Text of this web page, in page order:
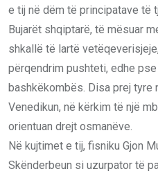
e tij në dëm të principatave të
Bujarët shqiptarë, të mësuar
shkallë të lartë
përqendrim pushteti, edhe pse
bashkëkombës. Disa prej tyre
Venedikun, në kërkim të një
orientuan drejt osmanëve.
Në kujtimet e tij, fisniku Gjon
Skënderbeun si uzurpator të